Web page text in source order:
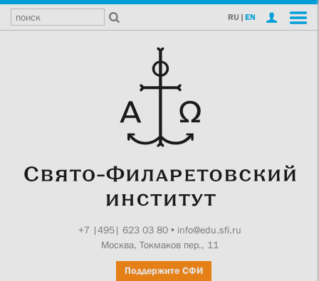
RU | EN
+7 |495| 623 03 80• info@edu.sfi.ru
Москва, Токмаков пер., 11
Поддержите СФИ